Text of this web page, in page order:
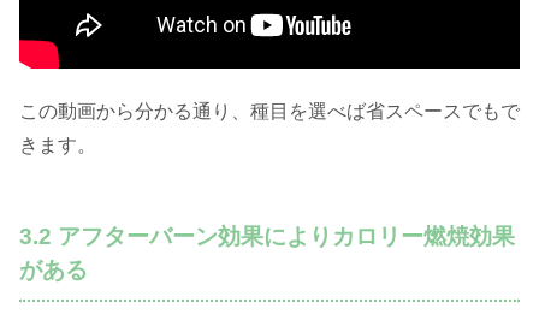
この動画から分かる通り、種目を選べば省スペースでもで
きます。
3.2 アフターバーン効果によりカロリー燃焼効果
がある